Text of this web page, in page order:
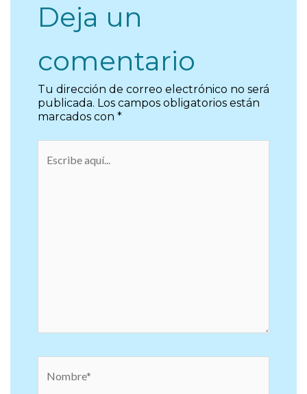
Deja un
comentario
Tu dirección de correo electrónico no será
publicada. Los campos obligatorios están
marcados con *